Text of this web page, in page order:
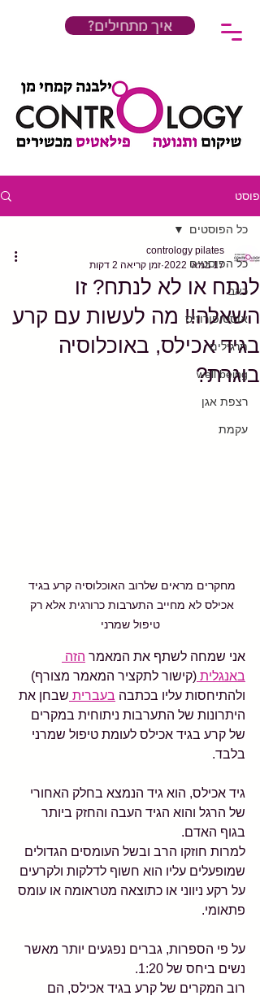
?איך מתחילים
פוסט
כל הפוסטים
כאב
אוסטופורוזיס
תרגילים
well being
רצפת אגן
עקמת
כל הפוסטים
לנתח או לא לנתח? זו
השאלה!! מה לעשות עם קרע
בגיד אכילס, באוכלוסיה
בוגרת?
contrology pilates
17 במאי 2022
זמן קריאה 2 דקות
מחקרים מראים שלרוב האוכלוסיה קרע בגיד
אכילס לא מחייב התערבות כרורגית אלא רק
טיפול שמרני
אני שמחה לשתף את המאמר הזה
באנגלית (קישור לתקציר המאמר מצורף)
ולהתיחסות עליו בכתבה בעברית שבחן את
היתרונות של התערבות ניתוחית במקרים
של קרע בגיד אכילס לעומת טיפול שמרני
בלבד.
גיד אכילס, הוא גיד הנמצא בחלק האחורי
של הרגל והוא הגיד העבה והחזק ביותר
בגוף האדם.
למרות חוזקו הרב ובשל העומסים הגדולים
שמופעלים עליו הוא חשוף לדלקות ולקרעים
על רקע ניווני או כתוצאה מטראומה או עומס
פתאומי.
על פי הספרות, גברים נפגעים יותר מאשר
נשים ביחס של 1:20.
רוב המקרים של קרע בגיד אכילס, הם